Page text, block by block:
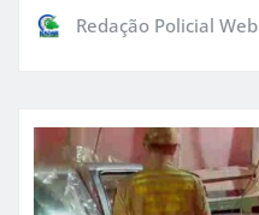
Redação Policial Web